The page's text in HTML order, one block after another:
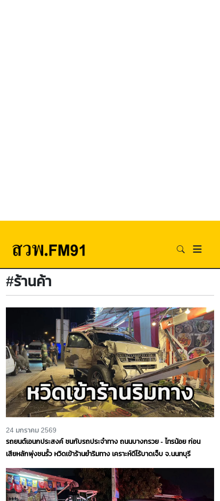
#ร้านค้า
24 มกราคม 2569
รถยนต์เอนกประสงค์ ชนกับรถประจำทาง ถนนบางกรวย - ไทรน้อย ก่อน
เสียหลักพุ่งชนรั้ว หวิดเข้าร้านยำริมทาง เคราะห์ดีไร้บาดเจ็บ จ.นนทบุรี